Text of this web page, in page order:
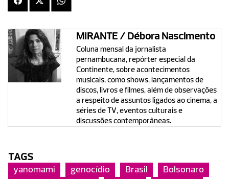
MIRANTE / Débora Nascimento
Coluna mensal da jornalista
pernambucana, repórter especial da
Continente, sobre acontecimentos
musicais, como shows, lançamentos de
discos, livros e filmes, além de observações
a respeito de assuntos ligados ao cinema, a
séries de TV, eventos culturais e
discussões contemporâneas.
TAGS
yanomami genocídio Brasil
Bolsonaro